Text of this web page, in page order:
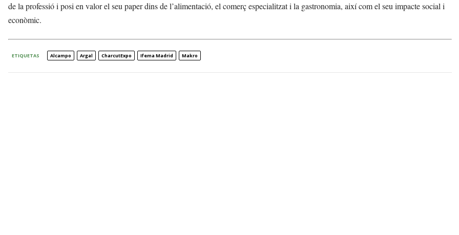
de la professió i posi en valor el seu paper dins de l’alimentació, el comerç especialitzat i la gastronomia, així com el seu impacte social i
econòmic.
ETIQUETAS Alcampo Argal CharcutExpo Ifema Madrid Makro